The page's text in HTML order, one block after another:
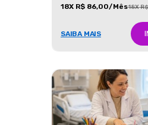
18X R$ 86,00/Mês18X
SAIBA MAIS